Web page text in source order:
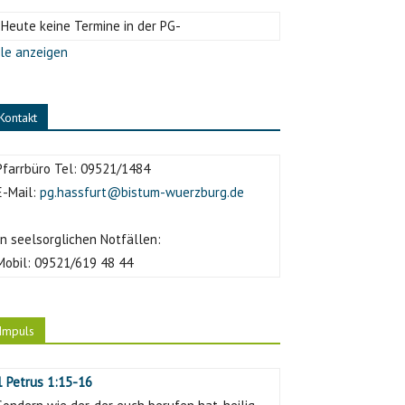
keine Termine in der PG-
anzeigen
Tel: 09521/1484
Mail: pg.hassfurt@bistum-wuerzburg.de
seelsorglichen Notfällen:
09521/619 48 44
Petrus 1:15-16